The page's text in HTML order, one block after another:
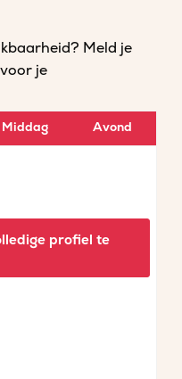
Meld je
je
Middag Avond
profiel te